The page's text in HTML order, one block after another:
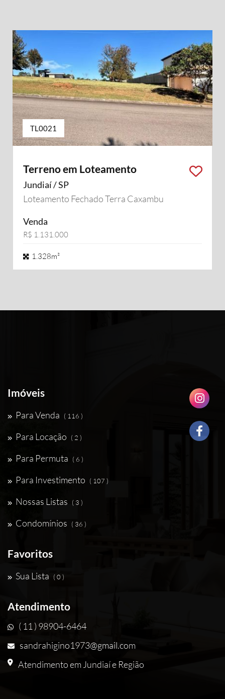
TL0021
Terreno em Loteamento
Jundiaí / SP
Loteamento Fechado Terra Caxambu
Venda
R$ 1.131.000
1.328m²
Imóveis
Para Venda ( 116 )
Para Locação ( 2 )
Para Permuta ( 6 )
Para Investimento ( 107 )
Nossas Listas ( 3 )
Condomínios ( 36 )
Favoritos
Sua Lista ( 0 )
Atendimento
( 11 ) 98904-6464
sandrahigino1973@gmail.com
Atendimento em Jundiaí e Região